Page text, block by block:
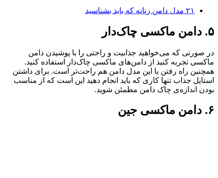
۲۱ مدل دامن زنانه که باید بشناسید
۵. دامن ماکسی چاک‌دار
در صورتی که می‌خواهید جذابیت و راحتی را با پوشیدن دامن
ماکسی تجربه کنید از دامن‌های ماکسی چاک‌دار استفاده کنید.
همچنین راه رفتن با این مدل دامن هم راحت‌تر است. برای داشتن
استایل جذاب تنها کاری که باید انجام دهید این است که از مناسب
بودن اندازه‌ی چاک دامن مطمئن شوید.
۶. دامن ماکسی جین